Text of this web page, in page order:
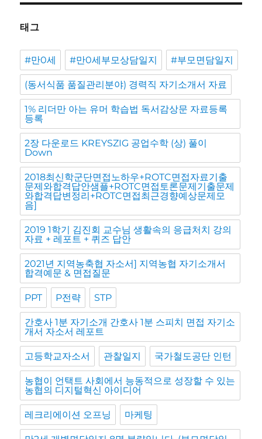
태그
#만0세 #만0세부모상담일지 #부모면담일지
(동서식품 품질관리분야) 경력직 자기소개서 자료
1% 리더만 아는 유머 학습법 독서감상문 자료등록
등록
2장 다운로드 KREYSZIG 공업수학 (상) 풀이
Down
2018최신학군단면접노하우+ROTC면접자료기출
문제와합격답안샘플+ROTC면접토론문제기출문제
와합격답변정리+ROTC면접최근경향예상문제모
음]
2019 1학기 김진회 교수님 생활속의 응급처치 강의
자료 + 레포트 + 퀴즈 답안
2021년 지역농축협 자소서] 지역농협 자기소개서
합격예문 & 면접질문
PPT P전략 STP
간호사 1분 자기소개 간호사 1분 스피치 면접 자기소
개서 자소서 레포트
고등학교자소서 관찰일지 국가철도공단 인턴
농협이 언택트 사회에서 능동적으로 성장할 수 있는
농협의 디지털혁신 아이디어
레크리에이션 오프닝 마케팅